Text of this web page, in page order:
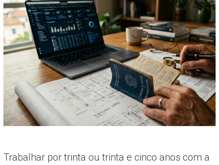
Trabalhar por trinta ou trinta e cinco anos com a